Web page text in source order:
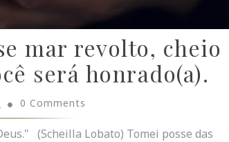
mar revolto, cheio
será honrado(a).
0 Comments
(Scheilla Lobato) Tomei posse das